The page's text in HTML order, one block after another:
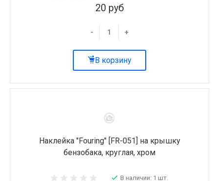
20 руб
- +
В корзину
Наклейка "Fouring" [FR-051] на крышку
бензобака, круглая, хром
В наличии: 1 шт.